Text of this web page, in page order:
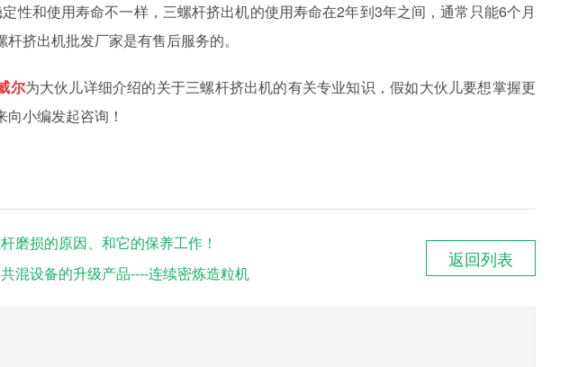
性和使用寿命不一样，三螺杆挤出机的使用寿命在2年到3年之间，通常只能6个月
挤出机批发厂家是有售后服务的。
尔为大伙儿详细介绍的关于三螺杆挤出机的有关专业知识，假如大伙儿要想掌握更
小编发起咨询！
磨损的原因、和它的保养工作！
混设备的升级产品----连续密炼造粒机
返回列表